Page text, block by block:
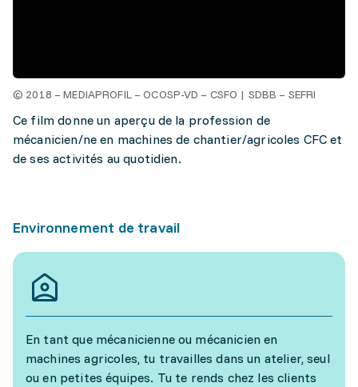
© 2018 – MEDIAPROFIL – OCOSP-VD – CSFO | SDBB – SEFRI
Ce film donne un aperçu de la profession de
mécanicien/ne en machines de chantier/agricoles CFC et
de ses activités au quotidien.
Environnement de travail
En tant que mécanicienne ou mécanicien en
machines agricoles, tu travailles dans un atelier, seul
ou en petites équipes. Tu te rends chez les clients